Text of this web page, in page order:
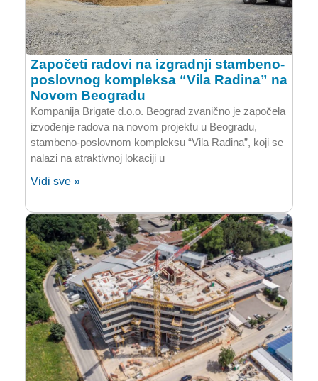
Započeti radovi na izgradnji stambeno-
poslovnog kompleksa “Vila Radina” na
Novom Beogradu
Kompanija Brigate d.o.o. Beograd zvanično je započela
izvođenje radova na novom projektu u Beogradu,
stambeno-poslovnom kompleksu “Vila Radina”, koji se
nalazi na atraktivnoj lokaciji u
Vidi sve »